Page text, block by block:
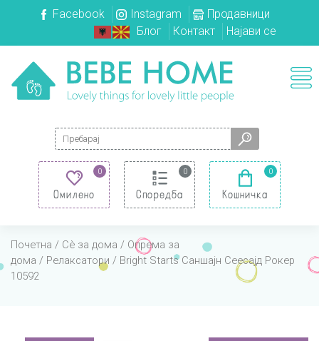
Facebook Instagram
Продавници
Блог
Контакт Најави се
Search for:
0
Омилено
0
Споредба
0
Кошничка
Почетна / Сè за дома / Опрема за
дома / Релаксатори / Bright Starts Саншајн Сеесајд Рокер
10592